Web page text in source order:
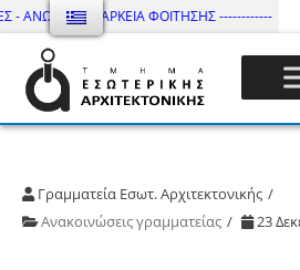
- ΑΝΩΤΑΤΗ ΔΙΑΡΚΕΙΑ ΦΟΙΤΗΣΗΣ ------------
Τμήμα Εσωτ.
Γραμματεία Εσωτ. Αρχιτεκτονικής
Ανακοινώσεις γραμματείας
23